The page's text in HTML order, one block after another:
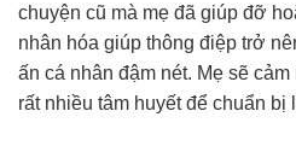
chuyện cũ mà mẹ đã giúp đỡ
nhân hóa giúp thông điệp trở
ấn cá nhân đậm nét. Mẹ sẽ
rất nhiều tâm huyết để chuẩn bị